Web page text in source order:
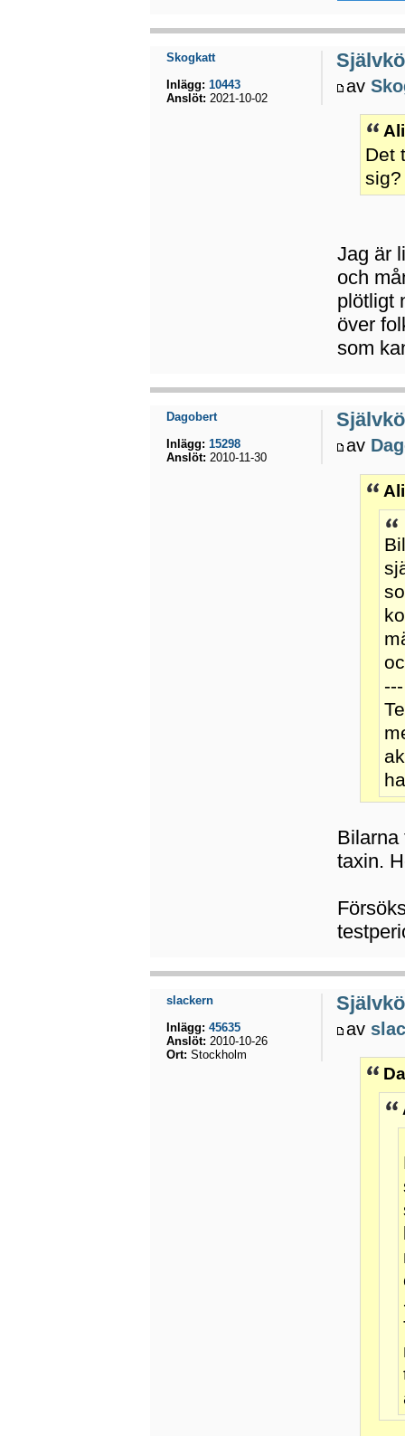
av
Det
sig?
Jag är
och
plötligt
över
som
Skogkatt
Inlägg: 10443
Anslöt: 2021-10-02
av
---
Bilarna
taxin.
Dagobert
Inlägg: 15298
Anslöt: 2010-11-30
av
slackern
Inlägg: 45635
Anslöt: 2010-10-26
Ort: Stockholm